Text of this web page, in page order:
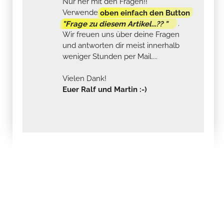
Verwendeoben einfach den Button
"Frage zu diesem Artikel...?? "
.
Wir freuen uns über deine Fragen
und antworten dir meist innerhalb
weniger Stunden per Mail....
Vielen Dank!
Euer Ralf und Martin :-)